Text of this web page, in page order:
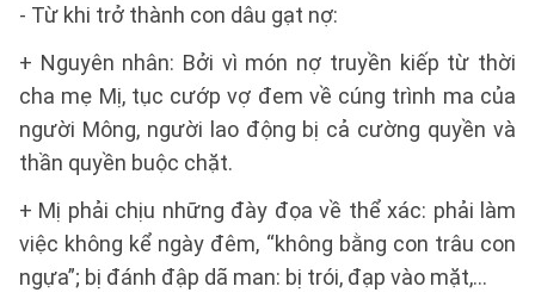
- Từ khi trở thành con dâu gạt nợ:
+ Nguyên nhân: Bởi vì món nợ truyền kiếp từ thời
cha mẹ Mị, tục cướp vợ đem về cúng trình ma của
người Mông, người lao động bị cả cường quyền và
thần quyền buộc chặt.
+ Mị phải chịu những đày đọa về thể xác: phải làm
việc không kể ngày đêm, “không bằng con trâu con
ngựa”; bị đánh đập dã man: bị trói, đạp vào mặt,...